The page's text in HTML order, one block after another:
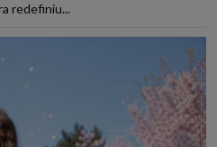
redefiniu...